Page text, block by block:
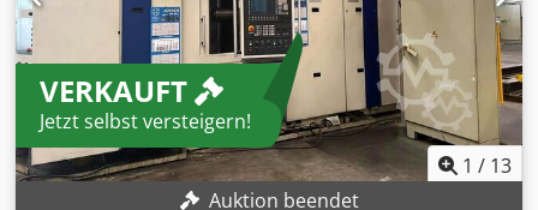
eine maximale Werkstückhöhe von 1.100 mm. Die
Maschine verfügt über eine robuste Palettengröße von 500
x 500 mm und eine maximale Tischbelastung von 800 kg.
Wenn Sie auf der Suche nach hochwertigen
Bearbeitungsmöglichkeiten sind, sollten Sie das von uns
zum Verkauf angebotene horizontale
Bearbeitungszentrum Kitamura Mycenter HX500iG in
Betracht ziehen. Kontaktieren Sie uns für weitere Details. •
VERKAUFT
Jetzt selbst versteigern!
1 / 13
Auktion beendet